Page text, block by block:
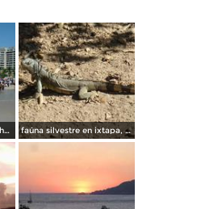
Playa principal en zona hotelera 1 de ixtapa faúna silvestre en ixtapa, iguana